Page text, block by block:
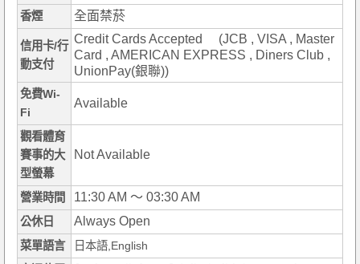
香煙 全面禁菸
信用卡/行
動支付
Credit Cards Accepted (JCB , VISA , Master
Card , AMERICAN EXPRESS , Diners Club ,
UnionPay(銀聯))
免費Wi-
Fi
Available
觀看體育
賽事的大
型螢幕
Not Available
營業時間 11:30 AM ～ 03:30 AM
公休日 Always Open
菜單語言
日本語,English